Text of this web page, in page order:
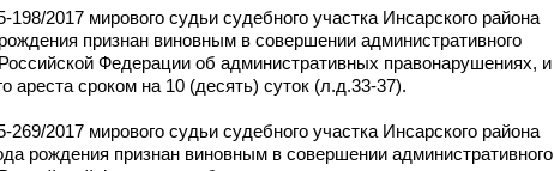
2017 мирового судьи судебного участка Инсарского района
признан виновным в совершении административного
Федерации об административных правонарушениях, и
ареста сроком на 10 (десять) суток (л.д.33-37).
2017 мирового судьи судебного участка Инсарского района
рождения признан виновным в совершении административного